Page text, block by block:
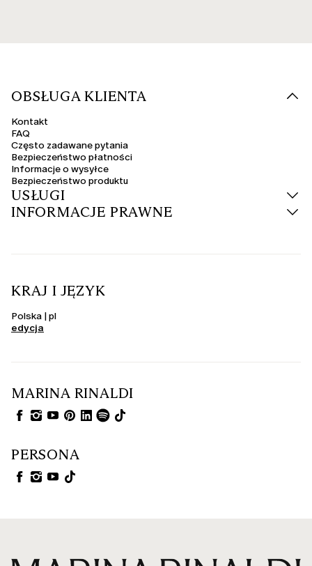
OBSŁUGA KLIENTA
Kontakt
FAQ
Często zadawane pytania
Bezpieczeństwo płatności
Informacje o wysyłce
Bezpieczeństwo produktu
USŁUGI
INFORMACJE PRAWNE
KRAJ I JĘZYK
Polska | pl
edycja
MARINA RINALDI
PERSONA
Email*